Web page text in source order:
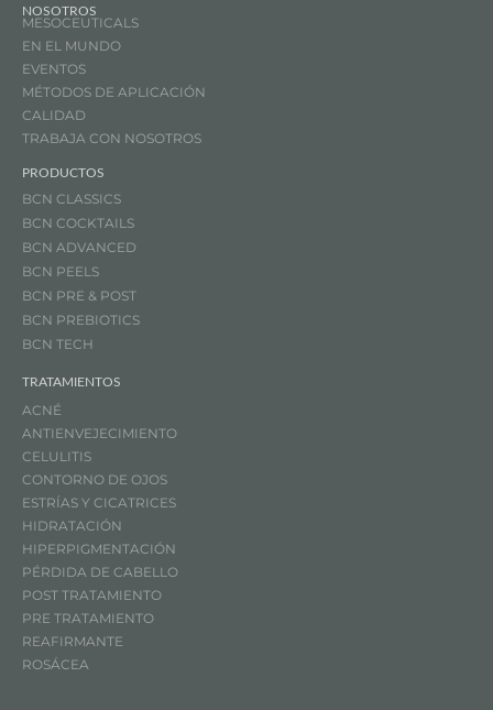
NOSOTROS
MESOCEUTICALS
EN EL MUNDO
EVENTOS
MÉTODOS DE APLICACIÓN
CALIDAD
TRABAJA CON NOSOTROS
PRODUCTOS
BCN CLASSICS
BCN COCKTAILS
BCN ADVANCED
BCN PEELS
BCN PRE & POST
BCN PREBIOTICS
BCN TECH
TRATAMIENTOS
ACNÉ
ANTIENVEJECIMIENTO
CELULITIS
CONTORNO DE OJOS
ESTRÍAS Y CICATRICES
HIDRATACIÓN
HIPERPIGMENTACIÓN
PÉRDIDA DE CABELLO
POST TRATAMIENTO
PRE TRATAMIENTO
REAFIRMANTE
ROSÁCEA